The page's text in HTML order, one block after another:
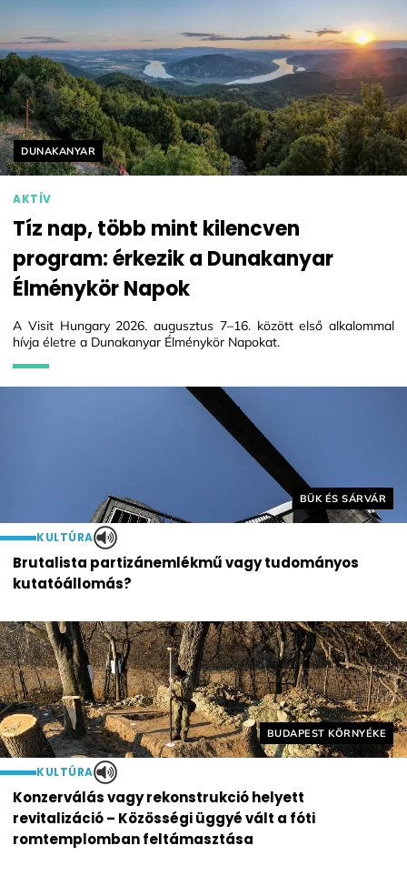
Helyszín címkék:
BÜK ÉS SÁRVÁR
KULTÚRA
Brutalista partizánemlékmű vagy tudományos
kutatóállomás?
Helyszín címkék:
DUNAKANYAR
AKTÍV
Tíz nap, több mint kilencven
program: érkezik a Dunakanyar
Élménykör Napok
A Visit Hungary 2026. augusztus 7–16. között első alkalommal
hívja életre a Dunakanyar Élménykör Napokat.
Helyszín címkék:
BUDAPEST KÖRNYÉKE
KULTÚRA
Konzerválás vagy rekonstrukció helyett
revitalizáció – Közösségi üggyé vált a fóti
romtemplomban feltámasztása